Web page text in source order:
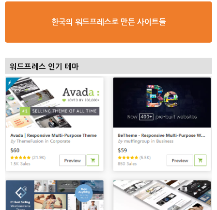
한국의 워드프레스로 만든 사이트들
워드프레스 인기 테마